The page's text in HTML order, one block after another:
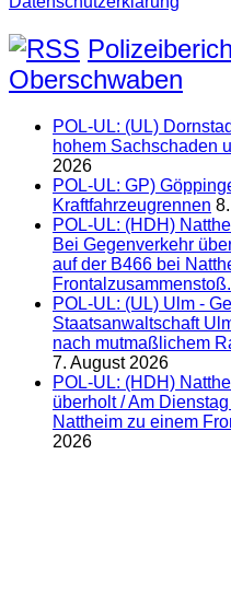
Oberschwaben
POL-UL: (UL)
hohem Sachschaden
2026
POL-UL: GP)
Kraftfahrzeugrennen
POL-UL: (HDH)
Bei Gegenverkehr
auf der B466 bei
Frontalzusammenstoß.
POL-UL: (UL) Ulm -
Staatsanwaltschaft
nach mutmaßlichem
7. August 2026
POL-UL: (HDH)
überholt / Am
Nattheim zu einem
2026